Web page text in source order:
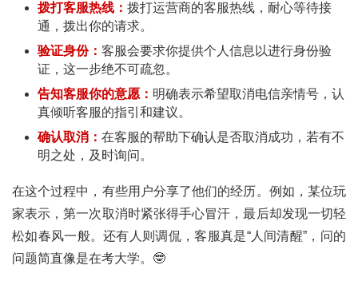
首
页
拨打客服热线： 拨打运营商的客服热线，耐心等待接
通，拨出你的请求。
验证身份： 客服会要求你提供个人信息以进行身份验
证，这一步绝不可疏忽。
告知客服你的意愿： 明确表示希望取消电信亲情号，认
真倾听客服的指引和建议。
确认取消： 在客服的帮助下确认是否取消成功，若有不
明之处，及时询问。
在这个过程中，有些用户分享了他们的经历。例如，某位玩
家表示，第一次取消时紧张得手心冒汗，最后却发现一切轻
松如春风一般。还有人则调侃，客服真是“人间清醒”，问的
问题简直像是在考大学。🤓